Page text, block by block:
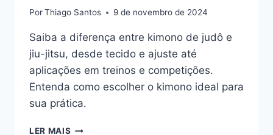
PorThiago Santos 9 de novembro de 2024
Saiba a diferença entre kimono de judô e
jiu-jitsu, desde tecido e ajuste até
aplicações em treinos e competições.
Entenda como escolher o kimono ideal para
sua prática.
LER MAIS QUAL